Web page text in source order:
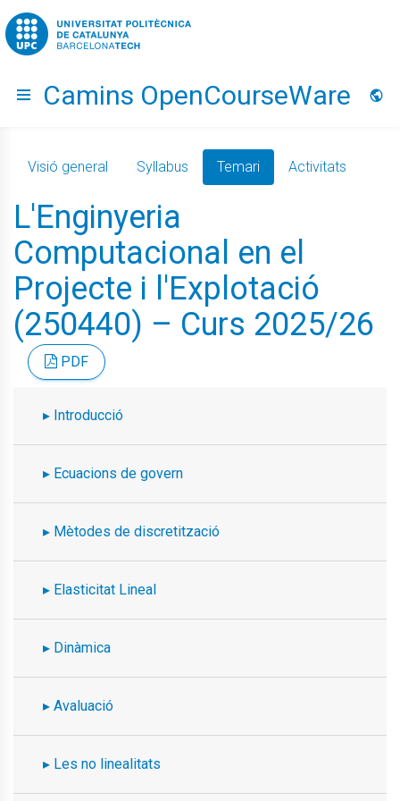
Go to upc.edu
Hide menu
Camins OpenCourseWare
Visió general Syllabus Temari Activitats
L'Enginyeria
Computacional en el
Projecte i l'Explotació
(250440) – Curs 2025/26
PDF
Introducció
Ecuacions de govern
Mètodes de discretització
Elasticitat Lineal
Dinàmica
Avaluació
Les no linealitats